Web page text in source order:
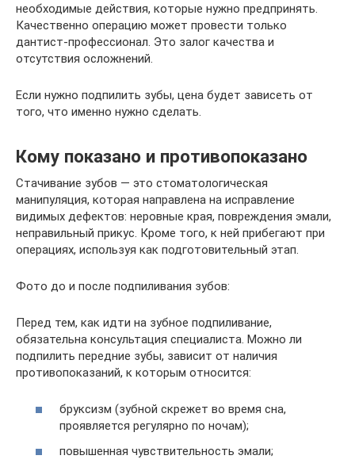
необходимые действия, которые нужно предпринять.
Качественно операцию может провести только
дантист-профессионал. Это залог качества и
отсутствия осложнений.
Если нужно подпилить зубы, цена будет зависеть от
того, что именно нужно сделать.
Кому показано и противопоказано
Стачивание зубов — это стоматологическая
манипуляция, которая направлена на исправление
видимых дефектов: неровные края, повреждения эмали,
неправильный прикус. Кроме того, к ней прибегают при
операциях, используя как подготовительный этап.
Фото до и после подпиливания зубов:
Перед тем, как идти на зубное подпиливание,
обязательна консультация специалиста. Можно ли
подпилить передние зубы, зависит от наличия
противопоказаний, к которым относится:
бруксизм (зубной скрежет во время сна,
проявляется регулярно по ночам);
повышенная чувствительность эмали;